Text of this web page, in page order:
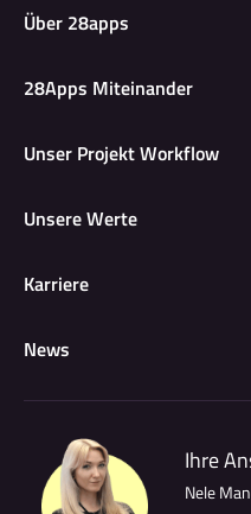
Über 28apps
28Apps Miteinander
Unser Projekt Workflow
Unsere Werte
Karriere
News
Ihre
Nele